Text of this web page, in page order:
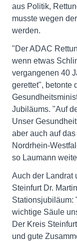
aus Politik,
musste wegen
werden.
"Der ADAC
wenn etwas
vergangenen 40
gerettet", betonte
Jubiläums. "Auf
Unser
aber auch auf
Nordrhein-
so Laumann
Auch der Landrat
Steinfurt Dr.
Stationsjubiläum:
wichtige Säule
Der Kreis
und gute